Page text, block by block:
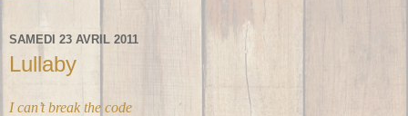
SAMEDI 23 AVRIL 2011
Lullaby
I can’t break the code